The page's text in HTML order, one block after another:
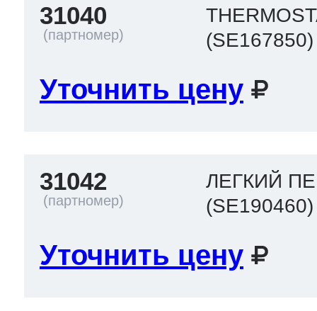
31040
(SE167850)
Уточнить цену
31042
ЛЕГКИЙ
(SE190460)
Уточнить цену